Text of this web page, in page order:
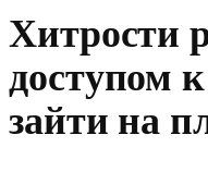
Хитрости
доступом
зайти на